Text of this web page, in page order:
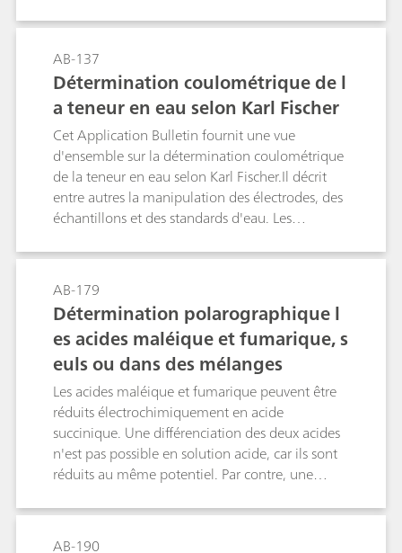
l'aide du nitrite de sodium.
AB-137
Détermination coulométrique de l
a teneur en eau selon Karl Fischer
Cet Application Bulletin fournit une vue
d'ensemble sur la détermination coulométrique
de la teneur en eau selon Karl Fischer.Il décrit
entre autres la manipulation des électrodes, des
échantillons et des standards d'eau. Les
conformes à la norme ASTM E1064.
AB-179
Détermination polarographique l
es acides maléique et fumarique, s
euls ou dans des mélanges
Les acides maléique et fumarique peuvent être
réduits électrochimiquement en acide
succinique. Une différenciation des deux acides
n'est pas possible en solution acide, car ils sont
réduits au même potentiel. Par contre, une
l'acide fumarique est plus difficilement
réductible que l'acide maléique lorsque la
AB-190